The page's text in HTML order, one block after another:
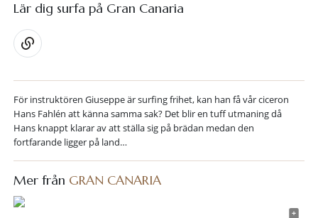
Lär dig surfa på Gran Canaria
För instruktören Giuseppe är surfing frihet, kan han få vår ciceron
Hans Fahlén att känna samma sak? Det blir en tuff utmaning då
Hans knappt klarar av att ställa sig på brädan medan den
fortfarande ligger på land…
Mer från GRAN CANARIA